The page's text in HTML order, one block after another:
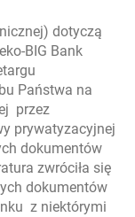
dotyczą
BIG Bank
Państwa na
przez
prywatyzacyjnej
dokumentów
zwróciła się
dokumentów
z niektórymi